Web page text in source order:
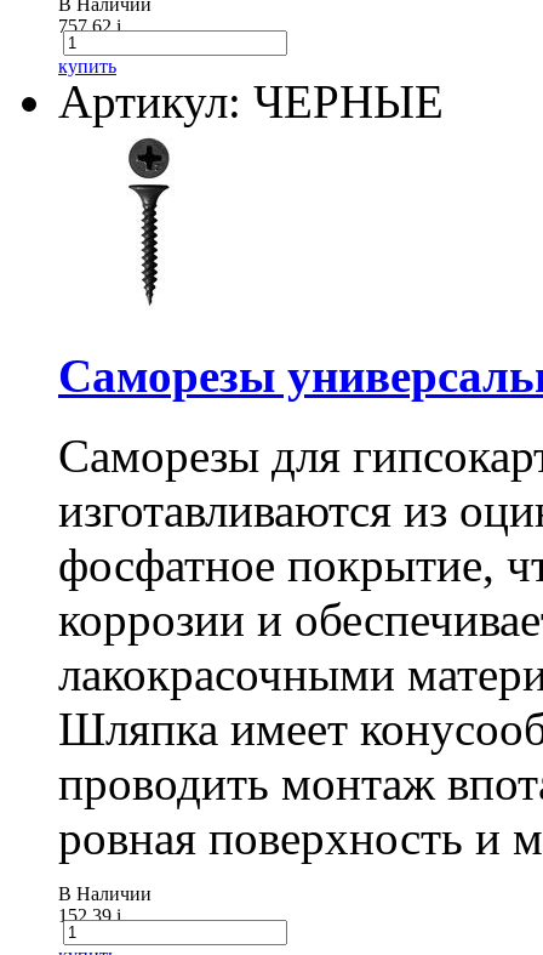
В Наличии
757.62i
купить
Артикул: ЧЕРНЫЕ
Саморезы
Саморезы для
изготавливаются из
фосфатное покрытие,
коррозии и
лакокрасочными
Шляпка имеет
проводить монтаж
ровная поверхность и
В Наличии
152.39i